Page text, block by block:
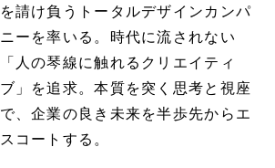
を請け負うトータルデザインカンパ
ニーを率いる。時代に流されない
「人の琴線に触れるクリエイティ
ブ」を追求。本質を突く思考と視座
で、企業の良き未来を半歩先からエ
スコートする。